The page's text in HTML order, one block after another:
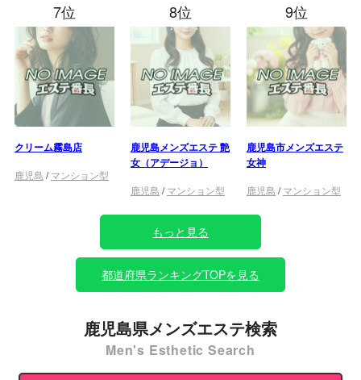
7位
クリーム霧島店
鹿児島 /マンション型
8位
鹿児島メンズエステ 艶
女（アデージョ）
鹿児島 /マンション型
9位
鹿児島市メンズエステ
女神
鹿児島 /マンション型
もっと見る
都道府県ランキングTOPを見る
鹿児島県メンズエステ検索
Men's Esthetic Search